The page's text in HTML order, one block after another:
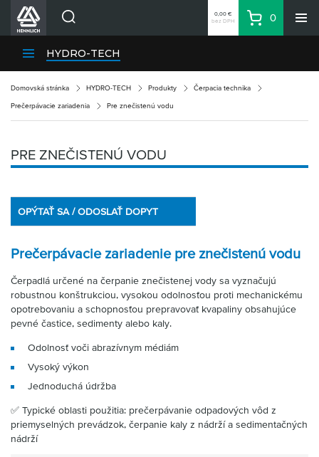
Divízie HENNLICH
Kariéra
Kontakty
Prihlásenie
Partner Zone
0,00 €
bez DPH
Košík
0
HYDRO-TECH
Domovská stránka HYDRO-TECH Produkty Čerpacia technika
Prečerpávacie zariadenia Pre znečistenú vodu
PRE ZNEČISTENÚ VODU
OPÝTAŤ SA / ODOSLAŤ DOPYT
Prečerpávacie zariadenie pre znečistenú vodu
Čerpadlá určené na čerpanie znečistenej vody sa vyznačujú
robustnou konštrukciou, vysokou odolnosťou proti mechanickému
opotrebovaniu a schopnosťou prepravovať kvapaliny obsahujúce
pevné častice, sedimenty alebo kaly.
Odolnosť voči abrazívnym médiám
Vysoký výkon
Jednoduchá údržba
✅ Typické oblasti použitia: prečerpávanie odpadových vôd z
priemyselných prevádzok, čerpanie kaly z nádrží a sedimentačných
nádrží